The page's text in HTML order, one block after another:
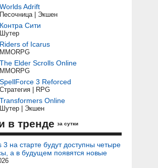
Worlds Adrift
Песочница | Экшен
Контра Сити
Шутер
Riders of Icarus
MMORPG
The Elder Scrolls Online
MMORPG
SpellForce 3 Reforced
Стратегия | RPG
Transformers Online
Шутер | Экшен
в тренде за сутки
3 на старте будут доступны четыре
а в будущем появятся новые